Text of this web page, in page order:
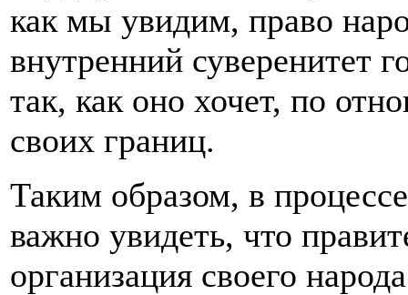
как мы увидим, право
внутренний суверенитет
так, как оно хочет, по
своих границ.
Таким образом, в
важно увидеть, что
организация своего